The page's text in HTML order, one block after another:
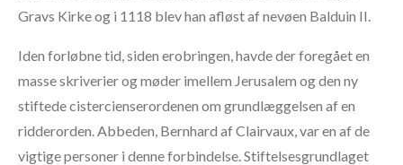
Gravs Kirke og i 1118 blev han afløst af nevøen Balduin II.
Iden forløbne tid, siden erobringen, havde der foregået en
masse skriverier og møder imellem Jerusalem og den ny
stiftede cistercienserordenen om grundlæggelsen af en
ridderorden. Abbeden, Bernhard af Clairvaux, var en af de
vigtige personer i denne forbindelse. Stiftelsesgrundlaget